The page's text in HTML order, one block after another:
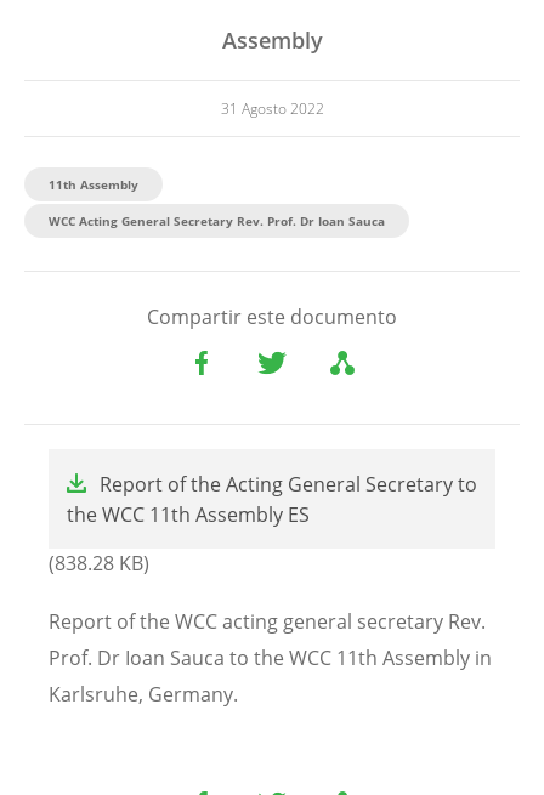
Assembly
31 Agosto 2022
11th Assembly
WCC Acting General Secretary Rev. Prof. Dr Ioan Sauca
Compartir este documento
Report of the Acting General Secretary to
the WCC 11th Assembly ES
(838.28 KB)
Report of the WCC acting general secretary Rev.
Prof. Dr Ioan Sauca to the WCC 11th Assembly in
Karlsruhe, Germany.